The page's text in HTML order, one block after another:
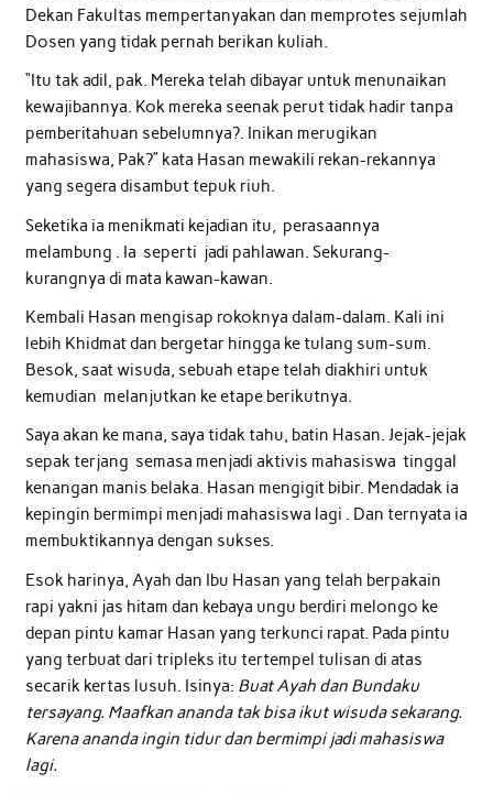
Dekan Fakultas mempertanyakan dan memprotes sejumlah
Dosen yang tidak pernah berikan kuliah.
“Itu tak adil, pak. Mereka telah dibayar untuk menunaikan
kewajibannya. Kok mereka seenak perut tidak hadir tanpa
pemberitahuan sebelumnya?. Inikan merugikan
mahasiswa, Pak?” kata Hasan mewakili rekan-rekannya
yang segera disambut tepuk riuh.
Seketika ia menikmati kejadian itu, perasaannya
melambung . Ia seperti jadi pahlawan. Sekurang-
kurangnya di mata kawan-kawan.
Kembali Hasan mengisap rokoknya dalam-dalam. Kali ini
lebih Khidmat dan bergetar hingga ke tulang sum-sum.
Besok, saat wisuda, sebuah etape telah diakhiri untuk
kemudian melanjutkan ke etape berikutnya.
Saya akan ke mana, saya tidak tahu, batin Hasan. Jejak-jejak
sepak terjang semasa menjadi aktivis mahasiswa tinggal
kenangan manis belaka. Hasan mengigit bibir. Mendadak ia
kepingin bermimpi menjadi mahasiswa lagi . Dan ternyata ia
membuktikannya dengan sukses.
Esok harinya, Ayah dan Ibu Hasan yang telah berpakain
rapi yakni jas hitam dan kebaya ungu berdiri melongo ke
depan pintu kamar Hasan yang terkunci rapat. Pada pintu
yang terbuat dari tripleks itu tertempel tulisan di atas
secarik kertas lusuh. Isinya: Buat Ayah dan Bundaku
tersayang. Maafkan ananda tak bisa ikut wisuda sekarang.
Karena ananda ingin tidur dan bermimpi jadi mahasiswa
lagi.